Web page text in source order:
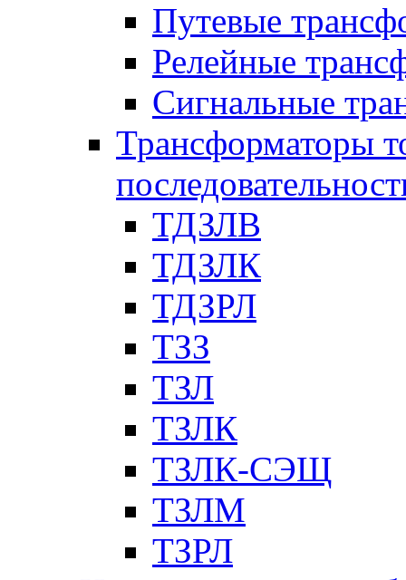
Путевые
Релейные
Сигнальные
Трансформаторы
ТДЗЛВ
ТДЗЛК
ТДЗРЛ
ТЗЗ
ТЗЛ
ТЗЛК
ТЗЛК-СЭЩ
ТЗЛМ
ТЗРЛ